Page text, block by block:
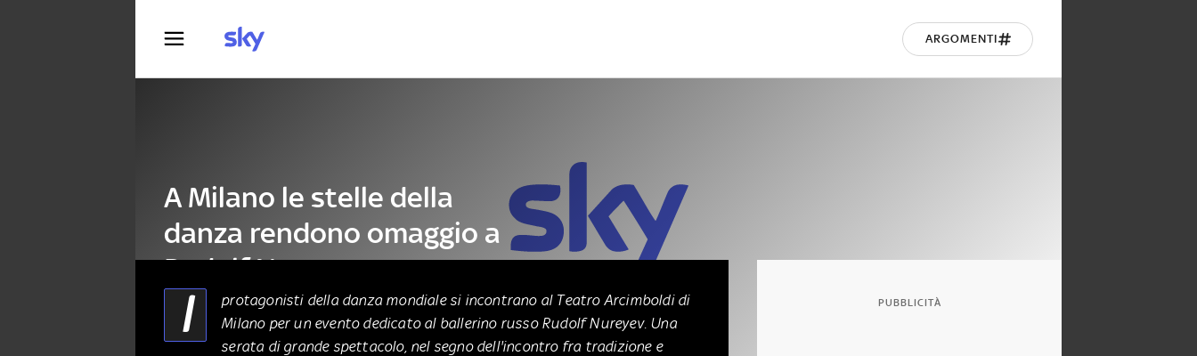
ARGOMENTI
A Milano le stelle della
danza rendono omaggio a
Rudolf Nureyev
DANZA E TEATRO 03 Maggio 2022
I
protagonisti della danza mondiale si incontrano al Teatro Arcimboldi di
Milano per un evento dedicato al ballerino russo Rudolf Nureyev. Una
serata di grande spettacolo, nel segno dell'incontro fra tradizione e
PUBBLICITÀ